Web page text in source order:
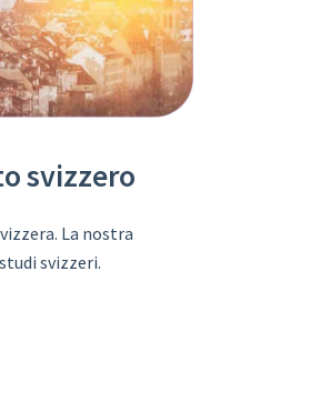
svizzero
La nostra
svizzeri.